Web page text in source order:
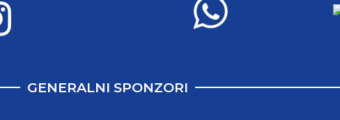
GENERALNI SPONZORI